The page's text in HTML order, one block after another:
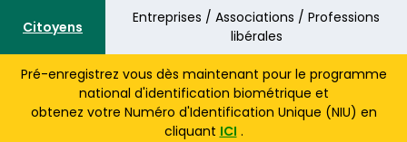
Aller au contenu principal
Citoyens
Entreprises / Associations / Professions
libérales
Pré-enregistrez vous dès maintenant pour le programme
national d'identification biométrique et
obtenez votre Numéro d'Identification Unique (NIU) en
cliquant ICI .